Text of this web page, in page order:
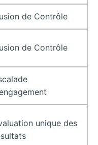
de Contrôle
de Contrôle
unique des